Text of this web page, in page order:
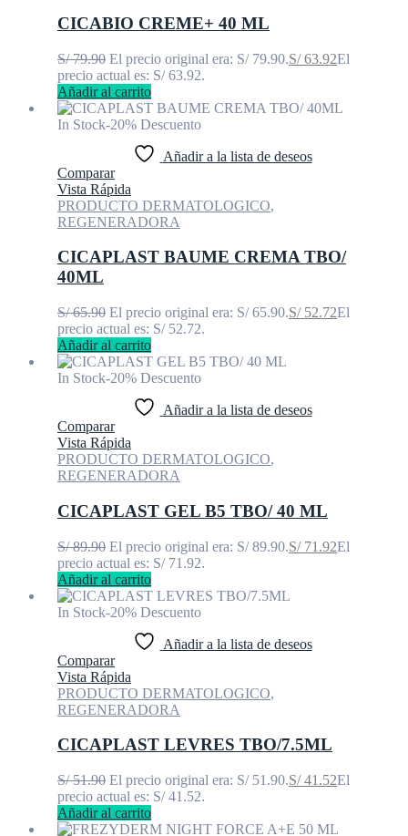
CICABIO CREME+ 40 ML
S/79.90 El precio original era: S/ 79.90.S/63.92El
precio actual es: S/ 63.92.
Añadir al carrito
In Stock-20% Descuento
Añadir a la lista de deseos
Comparar
Vista Rápida
PRODUCTO DERMATOLOGICO,
REGENERADORA
CICAPLAST BAUME CREMA TBO/
40ML
S/65.90 El precio original era: S/ 65.90.S/52.72El
precio actual es: S/ 52.72.
Añadir al carrito
In Stock-20% Descuento
Añadir a la lista de deseos
Comparar
Vista Rápida
PRODUCTO DERMATOLOGICO,
REGENERADORA
CICAPLAST GEL B5 TBO/ 40 ML
S/89.90 El precio original era: S/ 89.90.S/71.92El
precio actual es: S/ 71.92.
Añadir al carrito
In Stock-20% Descuento
Añadir a la lista de deseos
Comparar
Vista Rápida
PRODUCTO DERMATOLOGICO,
REGENERADORA
CICAPLAST LEVRES TBO/7.5ML
S/51.90 El precio original era: S/ 51.90.S/41.52El
precio actual es: S/ 41.52.
Añadir al carrito